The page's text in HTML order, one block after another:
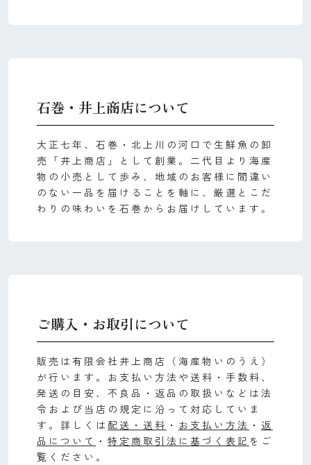
石巻・井上商店について
大正七年、石巻・北上川の河口で生鮮魚の卸
売「井上商店」として創業。二代目より海産
物の小売として歩み、地域のお客様に間違い
のない一品を届けることを軸に、厳選とこだ
わりの味わいを石巻からお届けしています。
ご購入・お取引について
販売は有限会社井上商店（海産物いのうえ）
が行います。お支払い方法や送料・手数料、
発送の目安、不良品・返品の取扱いなどは法
令および当店の規定に沿って対応していま
す。詳しくは 配送・送料 ・ お支払い方法 ・ 返
品について ・ 特定商取引法に基づく表記 をご
覧ください。